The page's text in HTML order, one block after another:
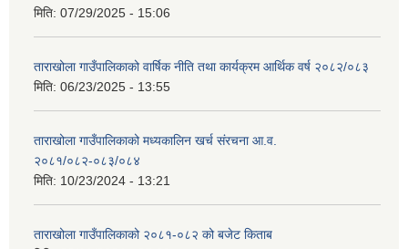
मिति: 07/29/2025 - 15:06
ताराखोला गाउँपालिकाको वार्षिक नीति तथा कार्यक्रम आर्थिक वर्ष २०८२/०८३
मिति: 06/23/2025 - 13:55
ताराखोला गाउँपालिकाको मध्यकालिन खर्च संरचना आ.व.
२०८१/०८२-०८३/०८४
मिति: 10/23/2024 - 13:21
ताराखोला गाउँपालिकाको २०८१-०८२ को बजेट किताब